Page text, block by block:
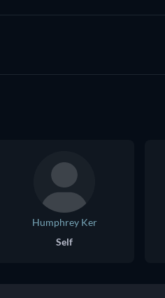
Humphrey Ker
Self